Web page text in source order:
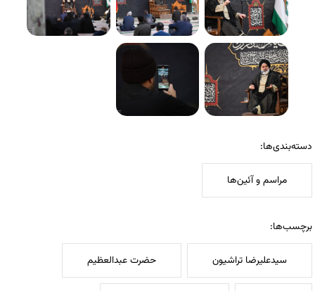
دسته‌بندی‌ها:
مراسم و آئین‌ها
برچسب‌ها:
سیدعلیرضا تراشیون حضرت عبدالعظیم